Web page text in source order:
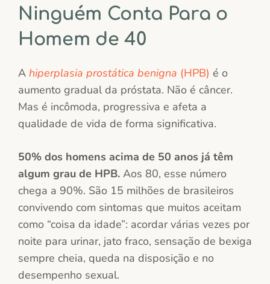
Ninguém Conta Para o
Homem de 40
A hiperplasia prostática benigna (HPB) é o
aumento gradual da próstata. Não é câncer.
Mas é incômoda, progressiva e afeta a
qualidade de vida de forma significativa.
50% dos homens acima de 50 anos já têm
algum grau de HPB. Aos 80, esse número
chega a 90%. São 15 milhões de brasileiros
convivendo com sintomas que muitos aceitam
como “coisa da idade”: acordar várias vezes por
noite para urinar, jato fraco, sensação de bexiga
sempre cheia, queda na disposição e no
desempenho sexual.